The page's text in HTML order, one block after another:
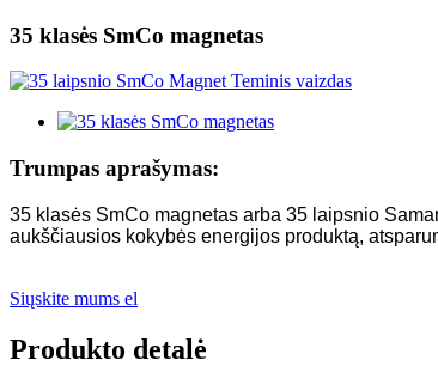
35 klasės SmCo magnetas
Trumpas aprašymas:
35 klasės SmCo magnetas arba 35 laipsnio
aukščiausios kokybės energijos produktą,
Siųskite mums el
Produkto detalė